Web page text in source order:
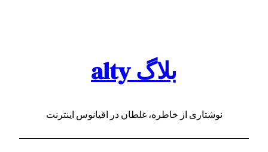
بلاگ alty
نوشتاری از خاطره، غلطان در اقیانوس اینترنت